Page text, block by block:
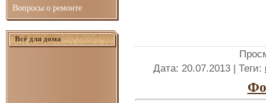
Вопросы о ремонте
Всё для дома
Дата: 20.07.2013 | Теги: